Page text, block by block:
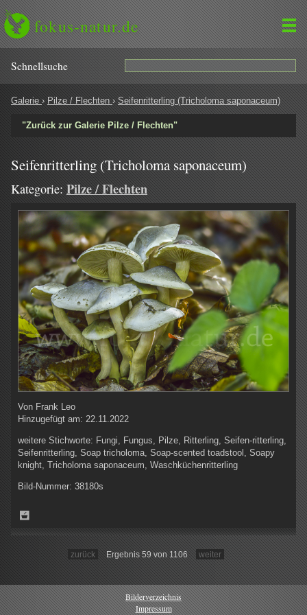
fokus-natur.de
Schnell­suche
Galerie › Pilze / Flechten › Seifenritterling (Tricholoma saponaceum)
"Zurück zur Galerie Pilze / Flechten"
Seifenritterling (Tricholoma saponaceum)
Kategorie: Pilze / Flechten
Von Frank Leo
Hinzugefügt am: 22.11.2022
weitere Stichworte: Fungi, Fungus, Pilze, Ritterling, Seifen-ritterling,
Seifenritterling, Soap tricholoma, Soap-scented toadstool, Soapy
knight, Tricholoma saponaceum, Waschküchenritterling
Bild-Nummer: 38180s
zurück Ergebnis 59 von 1106 weiter
Bilderverzeichnis
Impressum